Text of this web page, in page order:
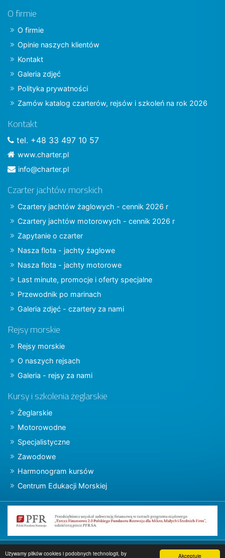
Akceptuję
Używamy plików cookies i podobnych technologii, by
O firmie
O firmie
Opinie naszych klientów
Kontakt
Galeria zdjęć
Polityka prywatności
Zamów katalog czarterów, rejsów i szkoleń na rok 2026
Kontakt
tel. +48 33 497 10 57
www.charter.pl
info@charter.pl
Czarter jachtów morskich
Czartery jachtów żaglowych - cennik 2026 r
Czartery jachtów motorowych - cennik 2026 r
Zapytanie o czarter
Nasza flota - jachty żaglowe
Nasza flota - jachty motorowe
Last minute, promocje i oferty specjalne
Przewodnik po marinach
Galeria zdjęć - czartery za nami
Rejsy morskie
Rejsy morskie
O naszych rejsach
Galeria - rejsy za nami
Kursy i szkolenia żeglarskie
Żeglarskie
Motorowodne
Specjalistyczne
Zawodowe
Harmonogram kursów
Centrum Edukacji Morskiej
Copyright © 2015 charter.pl